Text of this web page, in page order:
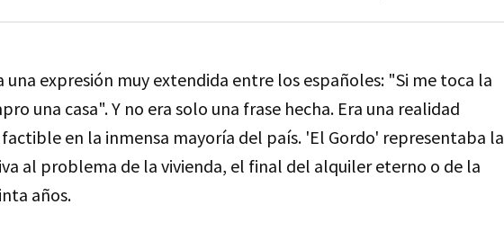
una expresión muy extendida entre los españoles: "Si me toca la
una casa". Y no era solo una frase hecha. Era una realidad
en la inmensa mayoría del país. 'El Gordo' representaba la
al problema de la vivienda, el final del alquiler eterno o de la
años.